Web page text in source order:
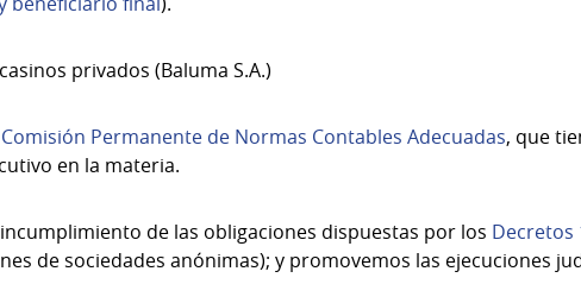
privados (Baluma S.A.)
Comisión Permanente de Normas Contables Adecuadas, que
en la materia.
de las obligaciones dispuestas por los Decretos
de sociedades anónimas); y promovemos las ejecuciones